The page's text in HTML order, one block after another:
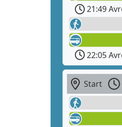
21:49
22:05
Start